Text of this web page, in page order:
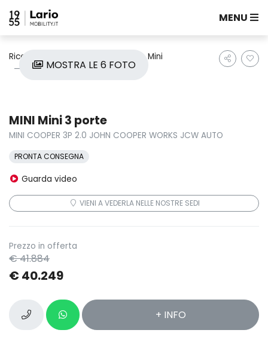
MENU
Ricerca auto
Mini
Mini 3 Porte
MOSTRA LE 6 FOTO
MINI Mini 3 porte
MINI COOPER 3P 2.0 JOHN COOPER WORKS JCW AUTO
PRONTA CONSEGNA
Guarda video
VIENI A VEDERLA NELLE NOSTRE SEDI
Prezzo in offerta
€ 41.884
€ 40.249
+ INFO